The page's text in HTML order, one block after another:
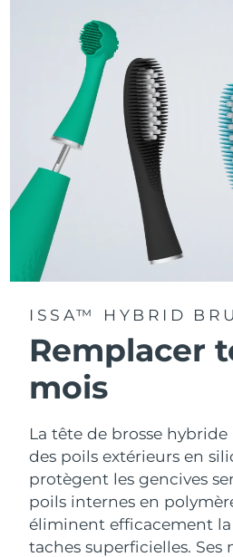
La technologie Sonic Pulse
minute.
Accédez à des modes de
l'application FOREO For You.
ISSA™ HYBRID
Remplacer
mois
La tête de brosse
des poils extérieurs en
protègent les gencives
poils internes en
éliminent efficacement
taches superficielles. Ses